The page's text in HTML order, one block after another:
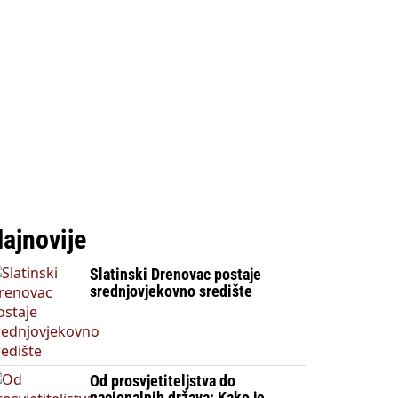
Slatinski Drenovac postaje
srednjovjekovno središte
Od prosvjetiteljstva do